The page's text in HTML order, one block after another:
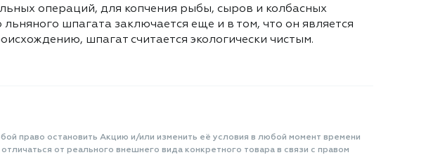
операций, для копчения рыбы, сыров и колбасных
шпагата заключается еще и в том, что он является
шпагат считается экологически чистым.
право остановить Акцию и/или изменить её условия в любой момент времени
от реального внешнего вида конкретного товара в связи с правом